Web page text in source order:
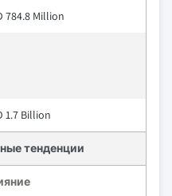
784.8 Million
1.7 Billion
тенденции